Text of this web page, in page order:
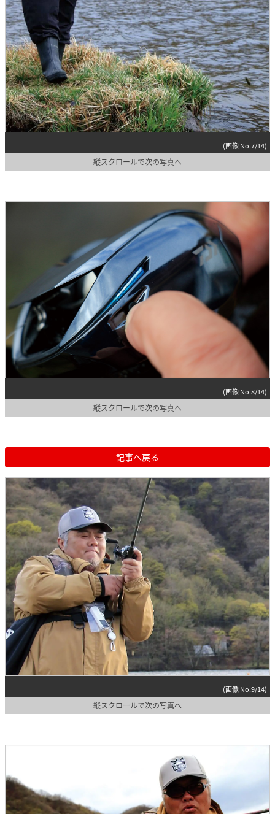
(画像 No.7/14)
縦スクロールで次の写真へ
(画像 No.8/14)
縦スクロールで次の写真へ
記事へ戻る
(画像 No.9/14)
縦スクロールで次の写真へ